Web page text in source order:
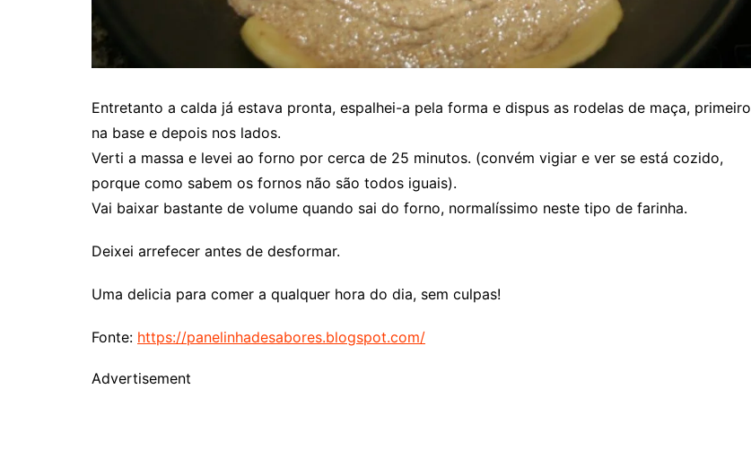
Entretanto a calda já estava pronta, espalhei-a pela forma e dispus as rodelas de maça, primeiro
na base e depois nos lados.
Verti a massa e levei ao forno por cerca de 25 minutos. (convém vigiar e ver se está cozido,
porque como sabem os fornos não são todos iguais).
Vai baixar bastante de volume quando sai do forno, normalíssimo neste tipo de farinha.
Deixei arrefecer antes de desformar.
Uma delicia para comer a qualquer hora do dia, sem culpas!
Fonte: https://panelinhadesabores.blogspot.com/
Advertisement